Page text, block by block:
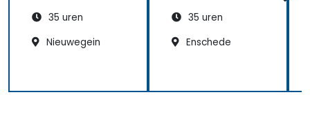
35 uren
Nieuwegein
35 uren
Enschede